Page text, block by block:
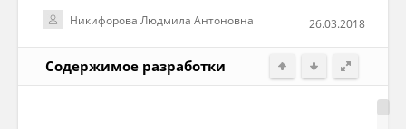
копировать других, говорить «как все», то
нечего потом удивляться, что у вас не всё в
жизни ладиться: не вас послали в
загранкомандировку, не вас повысили в
должности, не вас поощрили. Человек виден
Никифорова Людмила Антоновна 26.03.2018
Содержимое разработки